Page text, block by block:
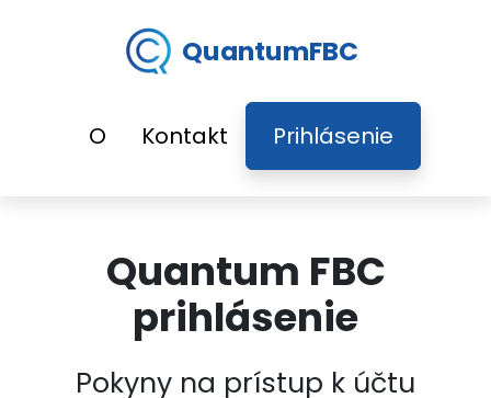
QuantumFBC
O Kontakt Prihlásenie
Quantum FBC
prihlásenie
Pokyny na prístup k účtu